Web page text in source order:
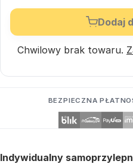
Dodaj
Chwilowy brak towaru.
BEZPIECZNA
Indywidualny